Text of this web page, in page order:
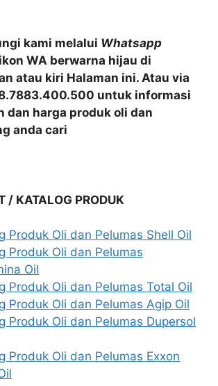
kami melalui Whatsapp
WA berwarna hijau di
atau kiri Halaman ini. Atau via
untuk informasi
dan harga produk oli dan
anda cari
/ KATALOG PRODUK
Produk Oli dan Pelumas Shell Oil
Produk Oli dan Pelumas
Oil
Produk Oli dan Pelumas Total Oil
Produk Oli dan Pelumas Agip Oil
Produk Oli dan Pelumas Dupersol
Produk Oli dan Pelumas Exxon